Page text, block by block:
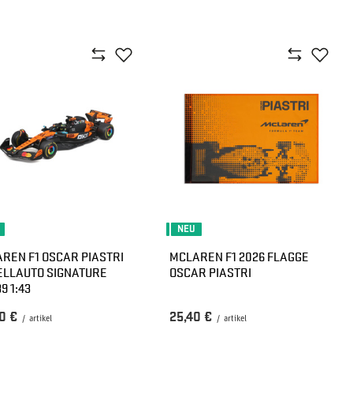
F1 OSCAR PIASTRI
SIGNATURE
1:43
€ / artikel
NEU
MCLAREN F1 2026 FLAGGE
OSCAR PIASTRI
25,40 € / artikel